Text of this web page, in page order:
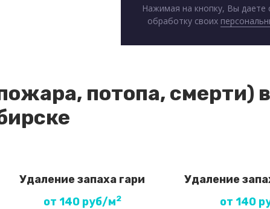
Нажимая на кнопку, Вы даете
обработку своих
потопа, смерти) в
Удаление запаха гари
от 140 руб/м2
Удаление
от 140